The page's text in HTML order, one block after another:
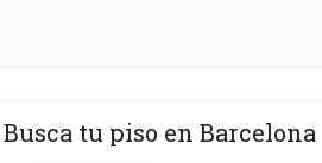
Busca tu piso en Barcelona